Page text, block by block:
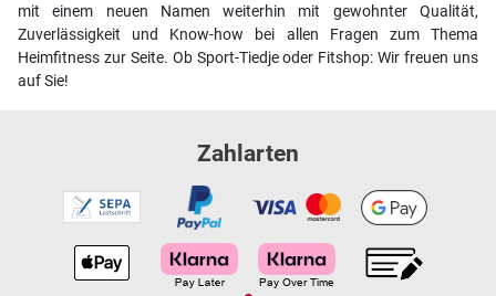
mit einem neuen Namen weiterhin mit gewohnter Qualität,
Zuverlässigkeit und Know-how bei allen Fragen zum Thema
Heimfitness zur Seite. Ob Sport-Tiedje oder Fitshop: Wir freuen uns
auf Sie!
Zahlarten